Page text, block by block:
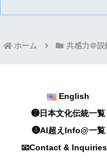
ホーム 共感力＠誤
English
❷日本文化伝統一覧
❹AI超えInfo@一覧
📧Contact &